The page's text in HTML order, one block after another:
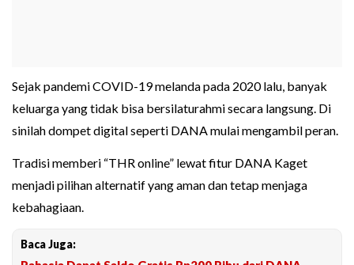
Sejak pandemi COVID-19 melanda pada 2020 lalu, banyak
keluarga yang tidak bisa bersilaturahmi secara langsung. Di
sinilah dompet digital seperti DANA mulai mengambil peran.
Tradisi memberi “THR online” lewat fitur DANA Kaget
menjadi pilihan alternatif yang aman dan tetap menjaga
kebahagiaan.
Baca Juga: